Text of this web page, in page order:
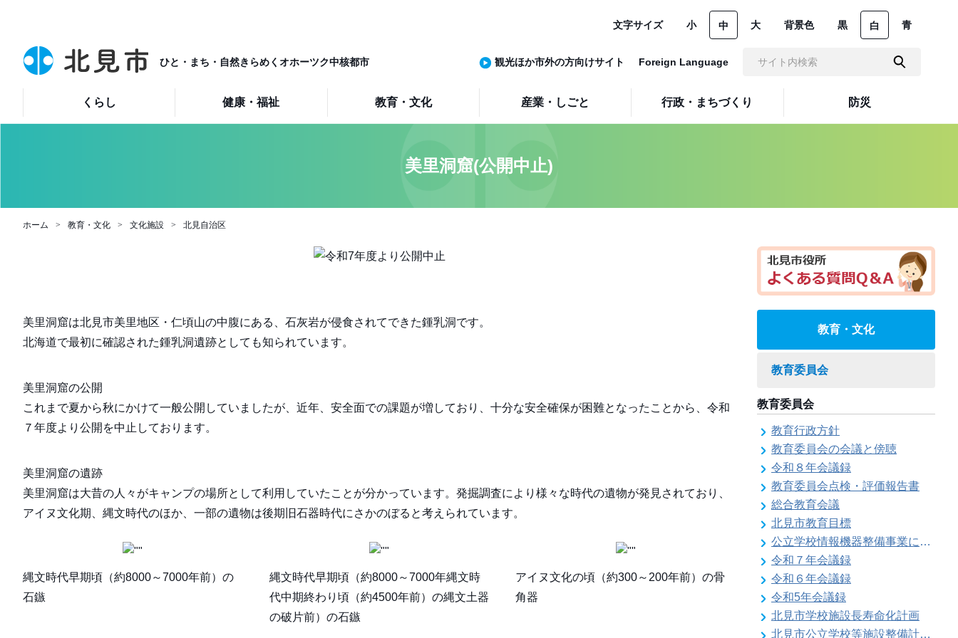
ひと・まち・自然きらめくオホーツク中核都市
くらし 健康・福祉 教育・文化 産業・しごと 行政・まちづくり 防災
文字サイズ 小 中 大 背景色 黒 白 青
観光ほか市外の方向けサイト Foreign Language
美里洞窟(公開中止)
ホーム 教育・文化 文化施設 北見自治区
美里洞窟は北見市美里地区・仁頃山の中腹にある、石灰岩が侵食されてできた鍾乳洞です。
北海道で最初に確認された鍾乳洞遺跡としても知られています。
美里洞窟の公開
これまで夏から秋にかけて一般公開していましたが、近年、安全面での課題が増しており、十分な安全確保が困難となったことから、令和
７年度より公開を中止しております。
美里洞窟の遺跡
美里洞窟は大昔の人々がキャンプの場所として利用していたことが分かっています。発掘調査により様々な時代の遺物が発見されており、
アイヌ文化期、縄文時代のほか、一部の遺物は後期旧石器時代にさかのぼると考えられています。
縄文時代早期頃（約8000～7000年前）の
石鏃
縄文時代早期頃（約8000～7000年縄文時
代中期終わり頃（約4500年前）の縄文土器
の破片前）の石鏃
アイヌ文化の頃（約300～200年前）の骨
角器
教育・文化
教育委員会
教育委員会
教育行政方針
教育委員会の会議と傍聴
令和８年会議録
教育委員会点検・評価報告書
総合教育会議
北見市教育目標
公立学校情報機器整備事業に係る各種計画の策定
令和７年会議録
令和６年会議録
令和5年会議録
北見市学校施設長寿命化計画
北見市公立学校等施設整備計画のお知らせ